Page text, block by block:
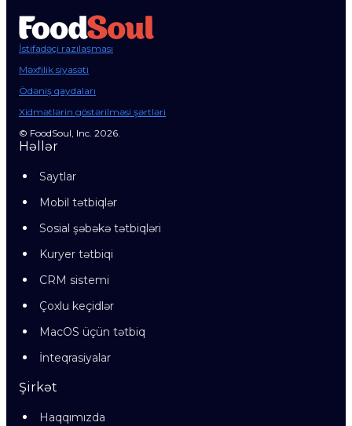
İstifadəçi razılaşması
Məxfilik siyasəti
Ödəniş qaydaları
Xidmətlərin göstərilməsi şərtləri
© FoodSoul, Inc. 2026.
Həllər
Saytlar
Mobil tətbiqlər
Sosial şəbəkə tətbiqləri
Kuryer tətbiqi
CRM sistemi
Çoxlu keçidlər
MacOS üçün tətbiq
İnteqrasiyalar
Şirkət
Haqqımızda